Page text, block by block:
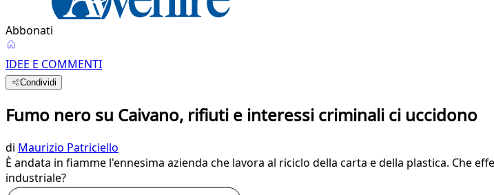
Abbonati
IDEE E COMMENTI
Condividi
Fumo nero su Caivano, rifiuti e interessi criminali ci uccidono
di Maurizio Patriciello
È andata in fiamme l'ennesima azienda che lavora al riciclo della carta e della plastica. Che
industriale?